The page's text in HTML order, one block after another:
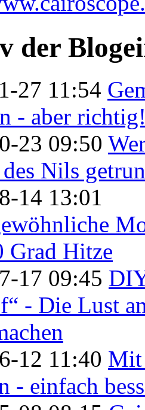
der
27 11:54
- aber
23 09:50
des Nils
14 13:01
Grad Hitze
17 09:45
- Die Lust
12 11:40 Mit
- einfach